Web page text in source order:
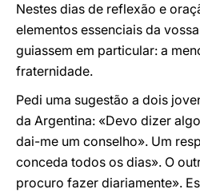
Nestes dias de reflexão e
elementos essenciais da
guiassem em particular: a
fraternidade.
Pedi uma sugestão a dois
da Argentina: «Devo dizer
dai-me um conselho». Um
conceda todos os dias». O
procuro fazer diariamente».